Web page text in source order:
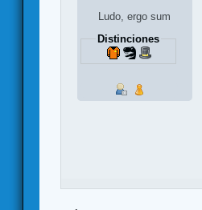
Ludo, ergo sum
Distinciones